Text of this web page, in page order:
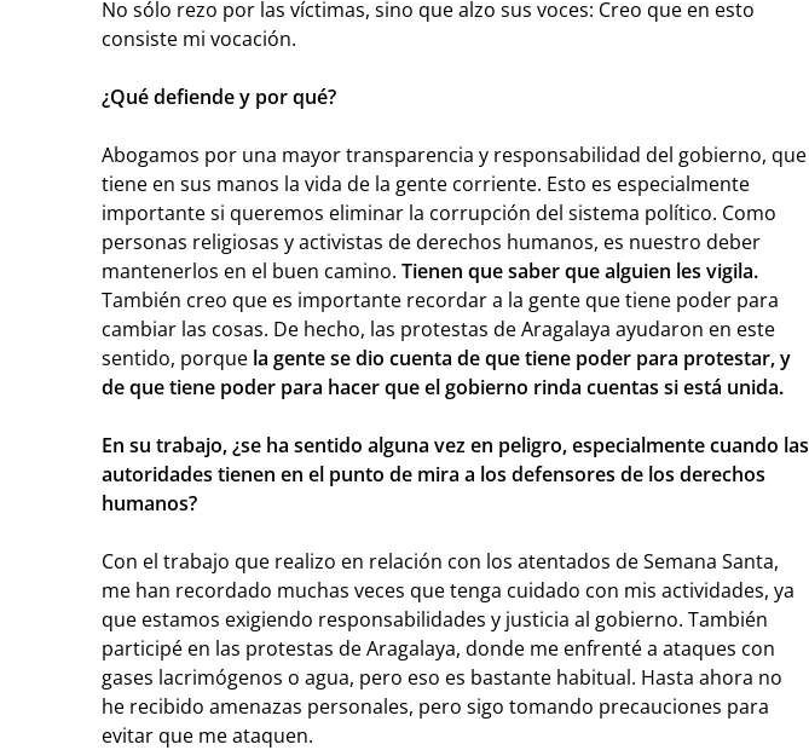
No sólo rezo por las víctimas, sino que alzo sus voces: Creo que en esto
consiste mi vocación.
¿Qué defiende y por qué?
Abogamos por una mayor transparencia y responsabilidad del gobierno, que
tiene en sus manos la vida de la gente corriente. Esto es especialmente
importante si queremos eliminar la corrupción del sistema político. Como
personas religiosas y activistas de derechos humanos, es nuestro deber
mantenerlos en el buen camino. Tienen que saber que alguien les vigila.
También creo que es importante recordar a la gente que tiene poder para
cambiar las cosas. De hecho, las protestas de Aragalaya ayudaron en este
sentido, porque la gente se dio cuenta de que tiene poder para protestar, y
de que tiene poder para hacer que el gobierno rinda cuentas si está unida.
En su trabajo, ¿se ha sentido alguna vez en peligro, especialmente cuando las
autoridades tienen en el punto de mira a los defensores de los derechos
humanos?
Con el trabajo que realizo en relación con los atentados de Semana Santa,
me han recordado muchas veces que tenga cuidado con mis actividades, ya
que estamos exigiendo responsabilidades y justicia al gobierno. También
participé en las protestas de Aragalaya, donde me enfrenté a ataques con
gases lacrimógenos o agua, pero eso es bastante habitual. Hasta ahora no
he recibido amenazas personales, pero sigo tomando precauciones para
evitar que me ataquen.